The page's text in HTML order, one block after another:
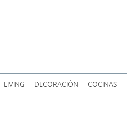
LIVING DECORACIÓN COCINAS